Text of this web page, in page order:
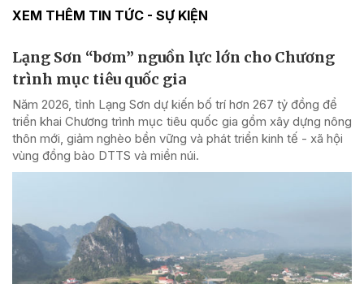
XEM THÊM TIN TỨC - SỰ KIỆN
Lạng Sơn “bơm” nguồn lực lớn cho Chương
trình mục tiêu quốc gia
Năm 2026, tỉnh Lạng Sơn dự kiến bố trí hơn 267 tỷ đồng để
triển khai Chương trình mục tiêu quốc gia gồm xây dựng nông
thôn mới, giảm nghèo bền vững và phát triển kinh tế - xã hội
vùng đồng bào DTTS và miền núi.